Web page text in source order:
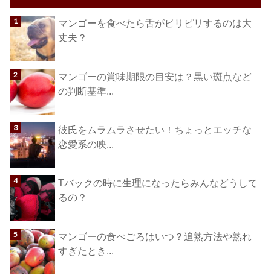
マンゴーを食べたら舌がピリピリするのは大
丈夫？
マンゴーの賞味期限の目安は？黒い斑点など
の判断基準...
彼氏をムラムラさせたい！ちょっとエッチな
恋愛系の映...
Tバックの時に生理になったらみんなどうして
るの？
マンゴーの食べごろはいつ？追熟方法や熟れ
すぎたとき...